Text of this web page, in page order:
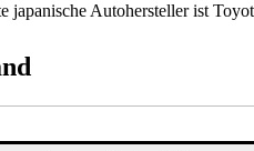
japanische Autohersteller ist